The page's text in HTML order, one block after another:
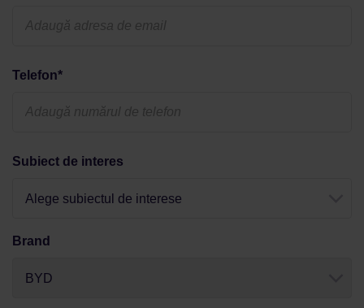
Telefon*
Subiect de interes
Alege subiectul de interese
Brand
BYD